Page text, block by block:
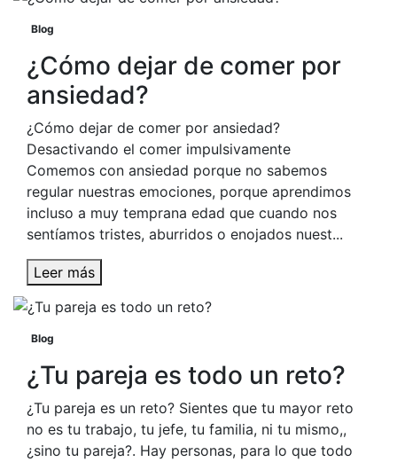
Blog
¿Cómo dejar de comer por
ansiedad?
¿Cómo dejar de comer por ansiedad?
Desactivando el comer impulsivamente
Comemos con ansiedad porque no sabemos
regular nuestras emociones, porque aprendimos
incluso a muy temprana edad que cuando nos
sentíamos tristes, aburridos o enojados nuest...
Leer más
Blog
¿Tu pareja es todo un reto?
¿Tu pareja es un reto? Sientes que tu mayor reto
no es tu trabajo, tu jefe, tu familia, ni tu mismo,,
¿sino tu pareja?. Hay personas, para lo que todo